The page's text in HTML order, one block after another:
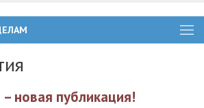
новая публикация!